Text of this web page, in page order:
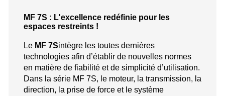
MF 7S : L'excellence redéfinie pour les
espaces restreints !
Le MF 7Sintègre les toutes dernières
technologies afin d’établir de nouvelles normes
en matière de fiabilité et de simplicité d’utilisation.
Dans la série MF 7S, le moteur, la transmission, la
direction, la prise de force et le système